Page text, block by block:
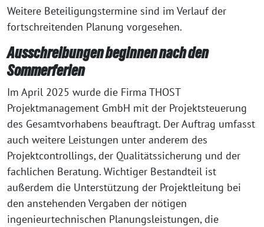
Weitere Beteiligungstermine sind im Verlauf der
fortschreitenden Planung vorgesehen.
Ausschreibungen beginnen nach den
Sommerferien
Im April 2025 wurde die Firma THOST
Projektmanagement GmbH mit der Projektsteuerung
des Gesamtvorhabens beauftragt. Der Auftrag umfasst
auch weitere Leistungen unter anderem des
Projektcontrollings, der Qualitätssicherung und der
fachlichen Beratung. Wichtiger Bestandteil ist
außerdem die Unterstützung der Projektleitung bei
den anstehenden Vergaben der nötigen
ingenieurtechnischen Planungsleistungen, die